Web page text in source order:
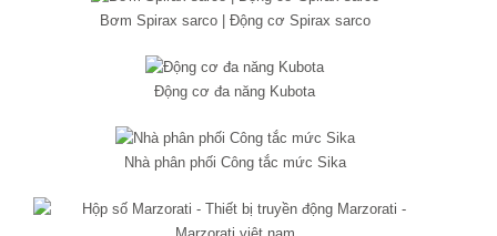
Bơm Spirax sarco | Động cơ Spirax sarco
Động cơ đa năng Kubota
Nhà phân phối Công tắc mức Sika